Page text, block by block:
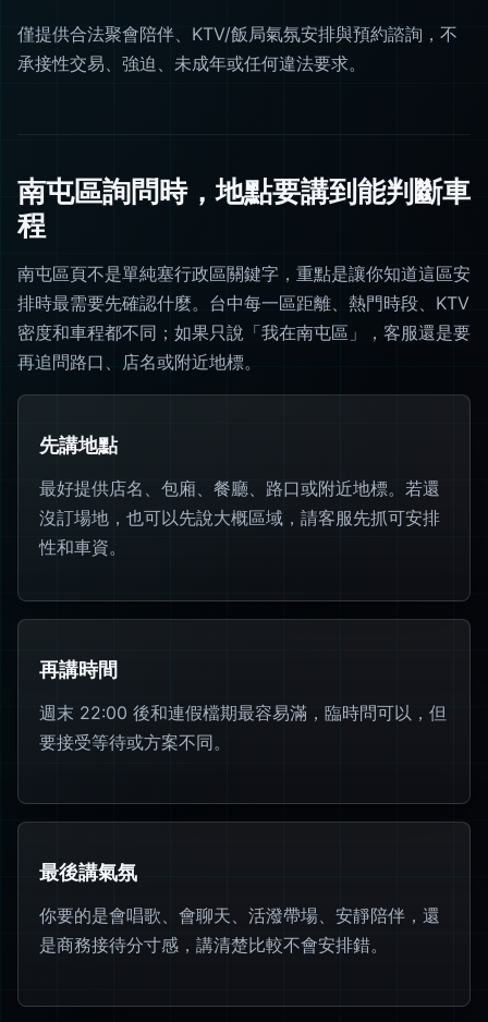
僅提供合法聚會陪伴、KTV/飯局氣氛安排與預約諮詢，不
承接性交易、強迫、未成年或任何違法要求。
南屯區詢問時，地點要講到能判斷車
程
南屯區頁不是單純塞行政區關鍵字，重點是讓你知道這區安
排時最需要先確認什麼。台中每一區距離、熱門時段、KTV
密度和車程都不同；如果只說「我在南屯區」，客服還是要
再追問路口、店名或附近地標。
先講地點
最好提供店名、包廂、餐廳、路口或附近地標。若還
沒訂場地，也可以先說大概區域，請客服先抓可安排
性和車資。
再講時間
週末 22:00 後和連假檔期最容易滿，臨時問可以，但
要接受等待或方案不同。
最後講氣氛
你要的是會唱歌、會聊天、活潑帶場、安靜陪伴，還
是商務接待分寸感，講清楚比較不會安排錯。